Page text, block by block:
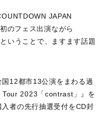
JAPAN
のフェス出演ながら
いうことで、ますます話題
12都市13公演をまわる過
Tour 2023「contrast」』を
者の先行抽選受付をCD封